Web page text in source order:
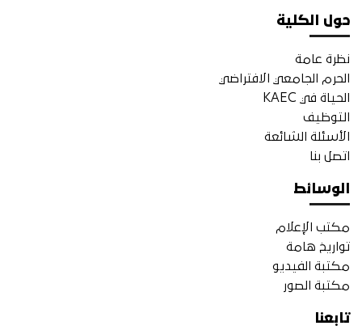
حول الكلية
نظرة عامة
الحرم الجامعي الافتراضي
الحياة في KAEC
التوظيف
الأسئلة الشائعة
اتصل بنا
الوسائط
مكتب الإعلام
تواريخ هامة
مكتبة الفيديو
مكتبة الصور
تابعنا